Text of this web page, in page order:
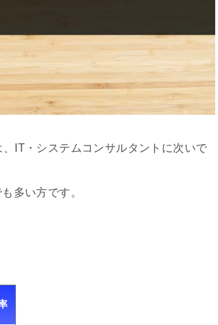
、IT・システムコンサルタントに次いで
多い方です。